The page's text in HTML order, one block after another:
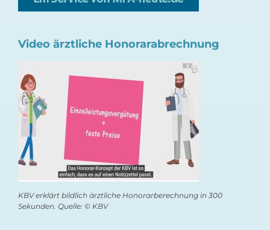
Video ärztliche Honorarabrechnung
KBV erklärt bildlich ärztliche Honorarberechnung in 300
Sekunden. Quelle: © KBV